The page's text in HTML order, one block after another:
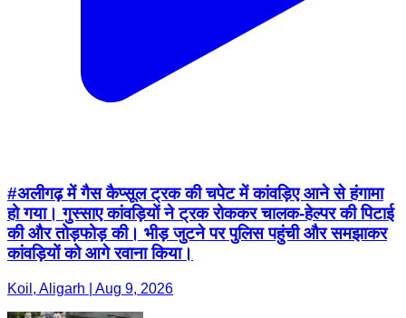
#अलीगढ़ में गैस कैप्सूल ट्रक की चपेट में कांवड़िए आने से हंगामा
हो गया। गुस्साए कांवड़ियों ने ट्रक रोककर चालक-हेल्पर की पिटाई
की और तोड़फोड़ की। भीड़ जुटने पर पुलिस पहुंची और समझाकर
कांवड़ियों को आगे रवाना किया।
Koil, Aligarh | Aug 9, 2026